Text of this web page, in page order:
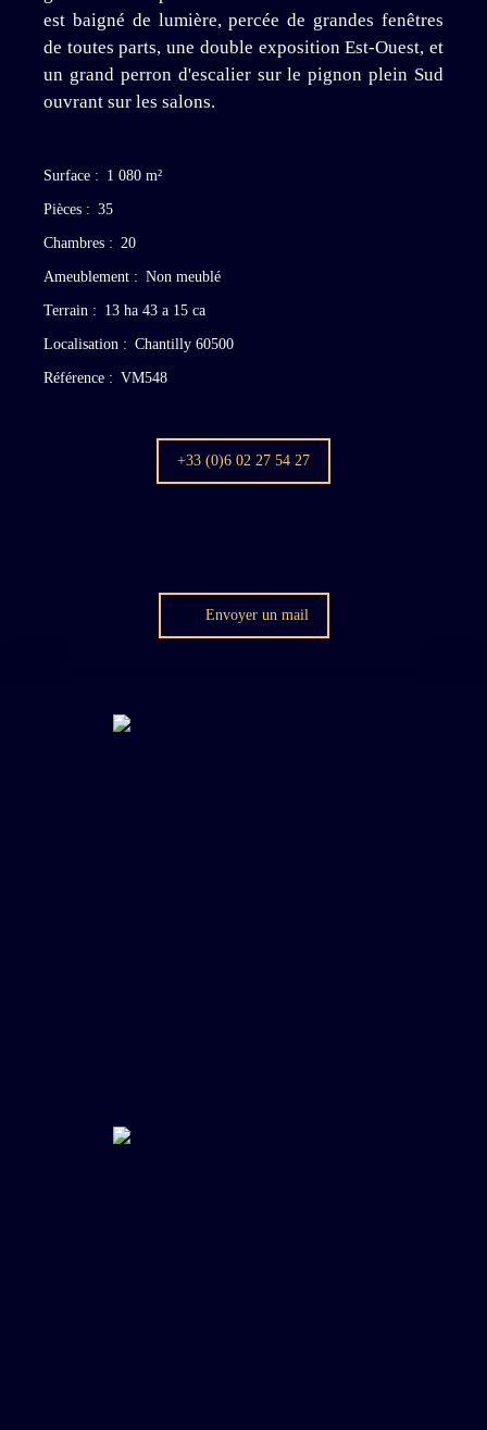
est baigné de lumière, percée de grandes fenêtres
de toutes parts, une double exposition Est-Ouest, et
un grand perron d'escalier sur le pignon plein Sud
ouvrant sur les salons.
Surface : 1 080 m²
Pièces : 35
Chambres : 20
Ameublement : Non meublé
Terrain : 13 ha 43 a 15 ca
Localisation : Chantilly 60500
Référence : VM548
+33 (0)6 02 27 54 27
Envoyer un mail